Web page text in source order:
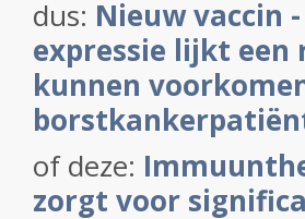
dus: Nieuw vaccin
expressie lijkt
kunnen
of deze:
zorgt voor